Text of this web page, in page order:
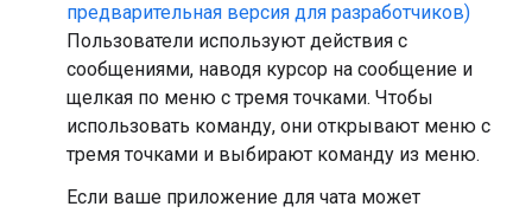
предварительная версия для разработчиков)
Пользователи используют действия с
сообщениями, наводя курсор на сообщение и
щелкая по меню с тремя точками. Чтобы
использовать команду, они открывают меню с
тремя точками и выбирают команду из меню.
Если ваше приложение для чата может